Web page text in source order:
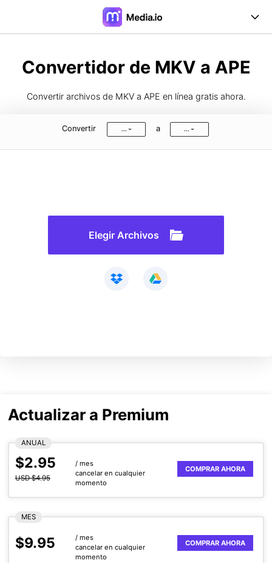
Desktop Herramientas
Formatos de Conversión
Convertidor de MKV a APE
Convertir archivos de MKV a APE en línea gratis ahora.
Convertir ... a ...
Elegir Archivos
Actualizar a Premium
ANUAL
$2.95
USD $4.95
/ mes
cancelar en cualquier
momento
COMPRAR AHORA
MES
$9.95
/ mes
cancelar en cualquier
momento
COMPRAR AHORA